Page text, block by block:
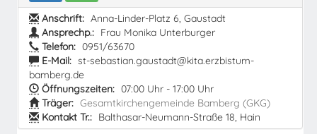
Anschrift: Anna-Linder-Platz 6, Gaustadt
Ansprechp.: Frau Monika Unterburger
Telefon: 0951/63670
E-Mail: st-sebastian.gaustadt@kita.erzbistum-
bamberg.de
Öffnungszeiten: 07:00 Uhr - 17:00 Uhr
Träger: Gesamtkirchengemeinde Bamberg (GKG)
Kontakt Tr.: Balthasar-Neumann-Straße 18, Hain